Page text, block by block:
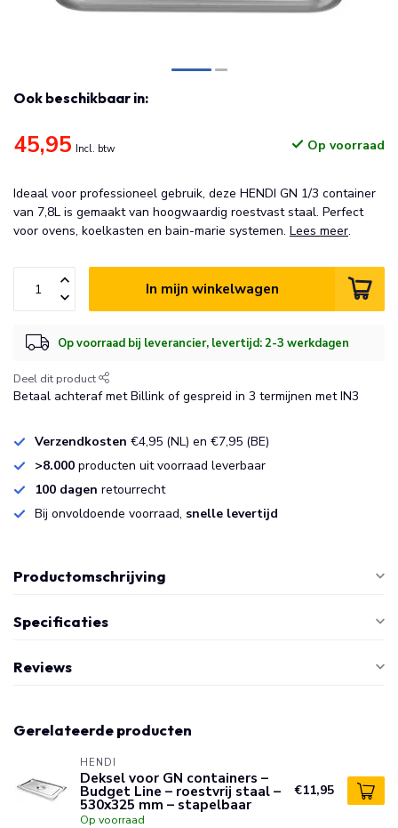
Ook beschikbaar in:
45,95 Incl. btw Op voorraad
Ideaal voor professioneel gebruik, deze HENDI GN 1/3 container
van 7,8L is gemaakt van hoogwaardig roestvast staal. Perfect
voor ovens, koelkasten en bain-marie systemen. Lees meer.
In mijn winkelwagen
Op voorraad bij leverancier, levertijd: 2-3 werkdagen
Deel dit product
Betaal achteraf met Billink of gespreid in 3 termijnen met IN3
Verzendkosten €4,95 (NL) en €7,95 (BE)
>8.000 producten uit voorraad leverbaar
100 dagen retourrecht
Bij onvoldoende voorraad, snelle levertijd
Productomschrijving
Specificaties
Reviews
Gerelateerde producten
HENDI
Deksel voor GN containers –
Budget Line – roestvrij staal –
530x325 mm – stapelbaar
Op voorraad
€11,95